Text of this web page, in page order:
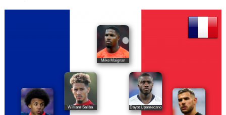
Mike Maignan
William Saliba Dayot Upamecano